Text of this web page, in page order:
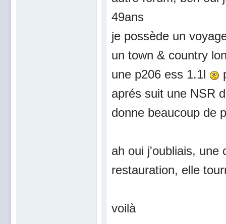
49ans
je possède un
un town & country
une p206 ess 1.1l
aprés suit une NSR
donne beaucoup de
ah oui j'oubliais, une
restauration, elle
voilà